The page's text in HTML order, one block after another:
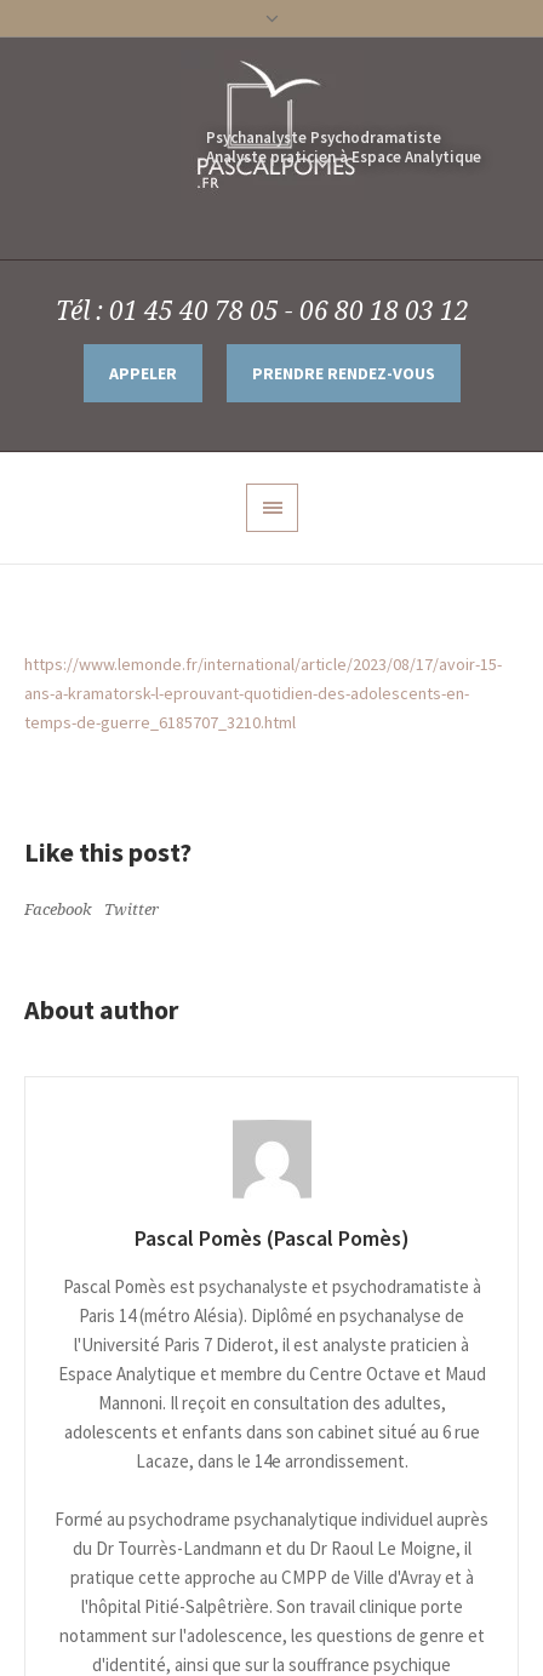
Tél : 01 45 40 78 05 - 06 80 18 03 12
APPELER PRENDRE RENDEZ-VOUS
https://www.lemonde.fr/international/article/2023/08/17/avoir-15-
ans-a-kramatorsk-l-eprouvant-quotidien-des-adolescents-en-
temps-de-guerre_6185707_3210.html
Like this post?
Facebook Twitter
About author
Pascal Pomès (Pascal Pomès)
Pascal Pomès est psychanalyste et psychodramatiste à
Paris 14 (métro Alésia). Diplômé en psychanalyse de
l'Université Paris 7 Diderot, il est analyste praticien à
Espace Analytique et membre du Centre Octave et Maud
Mannoni. Il reçoit en consultation des adultes,
adolescents et enfants dans son cabinet situé au 6 rue
Lacaze, dans le 14e arrondissement.
Formé au psychodrame psychanalytique individuel auprès
du Dr Tourrès-Landmann et du Dr Raoul Le Moigne, il
pratique cette approche au CMPP de Ville d'Avray et à
l'hôpital Pitié-Salpêtrière. Son travail clinique porte
notamment sur l'adolescence, les questions de genre et
d'identité, ainsi que sur la souffrance psychique